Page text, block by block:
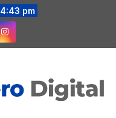
4:43 pm